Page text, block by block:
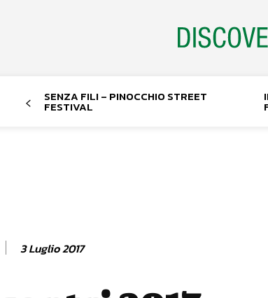
SENZA FILI – PINOCCHIO STREET
FESTIVAL
3 Luglio 2017